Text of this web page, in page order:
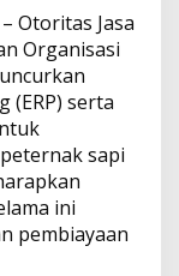
Otoritas Jasa
Organisasi
(ERP) serta
sapi
ini
pembiayaan